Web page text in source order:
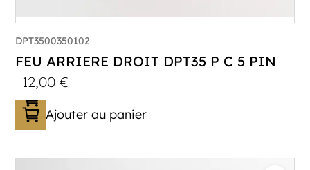
DPT3500350102
FEU ARRIERE DROIT DPT35 P C 5 PIN
12,00€
Ajouter au panier